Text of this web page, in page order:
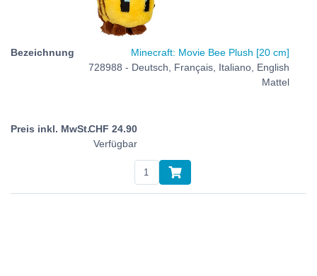
Minecraft: Movie Bee Plush [20 cm]
728988 - Deutsch, Français, Italiano, English
Mattel
CHF 24.90
Verfügbar